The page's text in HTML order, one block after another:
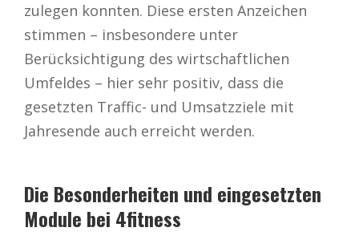
zulegen konnten. Diese ersten Anzeichen
stimmen – insbesondere unter
Berücksichtigung des wirtschaftlichen
Umfeldes – hier sehr positiv, dass die
gesetzten Traffic- und Umsatzziele mit
Jahresende auch erreicht werden.
Die Besonderheiten und eingesetzten
Module bei 4fitness